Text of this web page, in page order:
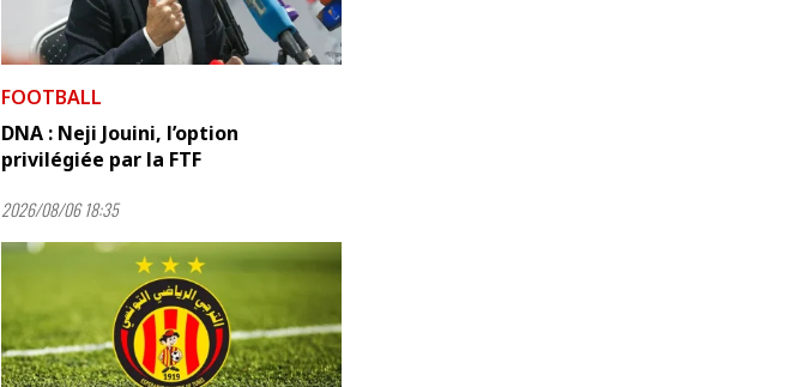
FOOTBALL
DNA : Neji Jouini, l’option
privilégiée par la FTF
2026/08/06 18:35